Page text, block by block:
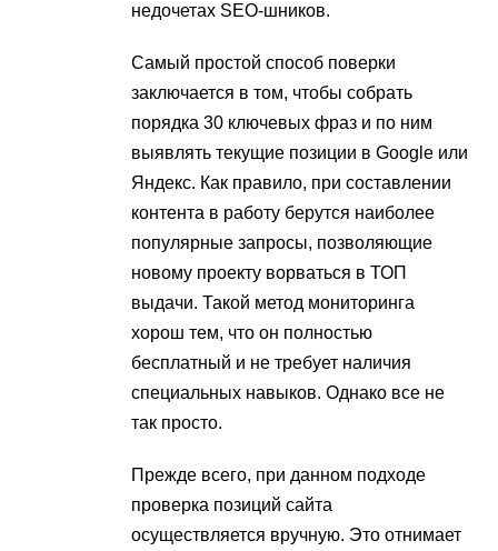
недочетах SEO-шников.
Самый простой способ поверки
заключается в том, чтобы собрать
порядка 30 ключевых фраз и по ним
выявлять текущие позиции в Google или
Яндекс. Как правило, при составлении
контента в работу берутся наиболее
популярные запросы, позволяющие
новому проекту ворваться в ТОП
выдачи. Такой метод мониторинга
хорош тем, что он полностью
бесплатный и не требует наличия
специальных навыков. Однако все не
так просто.
Прежде всего, при данном подходе
проверка позиций сайта
осуществляется вручную. Это отнимает